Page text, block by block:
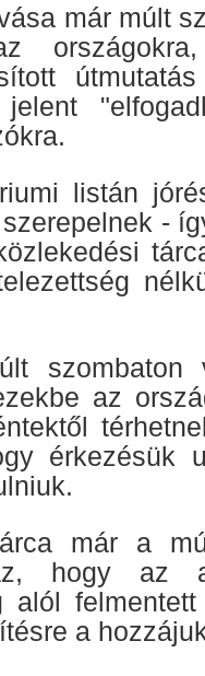
már múlt
útmutatás
listán
-
szombaton
az
érkezésük
már a
hogy az
alól
a